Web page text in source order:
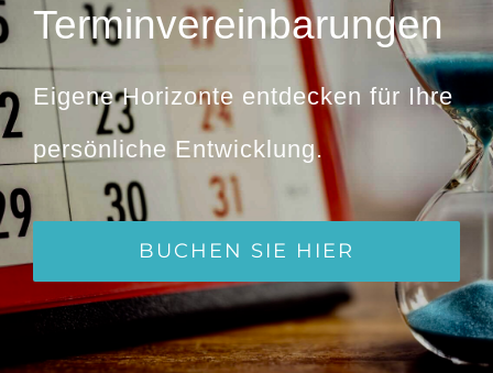
Terminvereinbarungen
Eigene Horizonte entdecken für Ihre
persönliche Entwicklung.
BUCHEN SIE HIER